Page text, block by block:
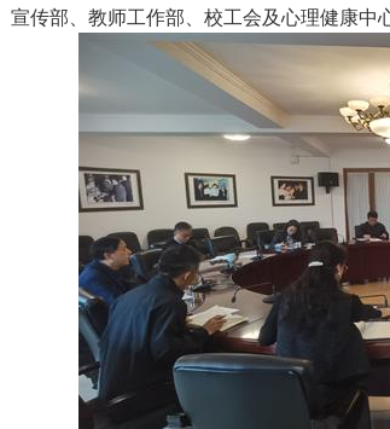
宣传部、教师工作部、校工会及心理健康中